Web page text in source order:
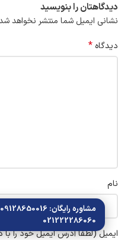
دیدگاهتان را بنویسید
نشانی ایمیل شما منتشر نخواهد
دیدگاه *
نام
ایمیل(لطفاً آدرس ایمیل خود را با
021222286060